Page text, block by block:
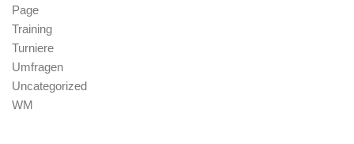
Page
Training
Turniere
Umfragen
Uncategorized
WM